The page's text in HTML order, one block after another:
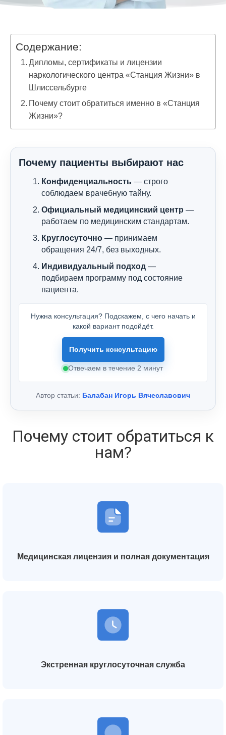
Содержание:
Дипломы, сертификаты и лицензии
наркологического центра «Станция Жизни» в
Шлиссельбурге
Почему стоит обратиться именно в «Станция
Жизни»?
Почему пациенты выбирают нас
Конфиденциальность — строго
соблюдаем врачебную тайну.
Официальный медицинский центр —
работаем по медицинским стандартам.
Круглосуточно — принимаем
обращения 24/7, без выходных.
Индивидуальный подход —
подбираем программу под состояние
пациента.
Нужна консультация? Подскажем, с чего начать и
какой вариант подойдёт.
Получить консультацию
Отвечаем в течение 2 минут
Автор статьи: Балабан Игорь Вячеславович
Почему стоит обратиться к
нам?
Медицинская лицензия и полная документация
Экстренная круглосуточная служба